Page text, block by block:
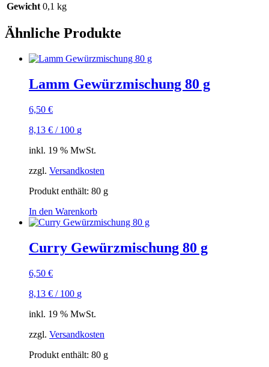
Gewicht 0,1 kg
Ähnliche Produkte
Lamm Gewürzmischung 80 g
6,50 €
8,13 € / 100 g
inkl. 19 % MwSt.
zzgl. Versandkosten
Produkt enthält: 80 g
In den Warenkorb
Curry Gewürzmischung 80 g
6,50 €
8,13 € / 100 g
inkl. 19 % MwSt.
zzgl. Versandkosten
Produkt enthält: 80 g